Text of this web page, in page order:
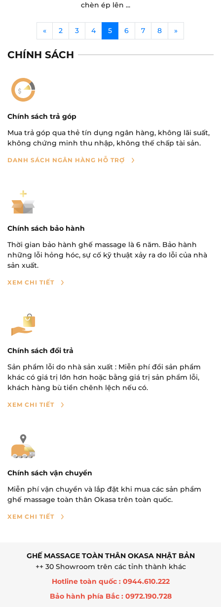
chèn ép lên ...
« 2 3 4 5(current)
6 7 8 »
CHÍNH SÁCH
Chính sách trả góp
Mua trả góp qua thẻ tín dụng ngân hàng, không lãi suất,
không chứng minh thu nhập, không thế chấp tài sản.
DANH SÁCH NGÂN HÀNG HỖ TRỢ
Chính sách bảo hành
Thời gian bảo hành ghế massage là 6 năm. Bảo hành
những lỗi hỏng hóc, sự cố kỹ thuật xảy ra do lỗi của nhà
sản xuất.
XEM CHI TIẾT
Chính sách đổi trả
Sản phẩm lỗi do nhà sản xuất : Miễn phí đổi sản phẩm
khác có giá trị lớn hơn hoặc bằng giá trị sản phẩm lỗi,
khách hàng bù tiền chênh lệch nếu có.
XEM CHI TIẾT
Chính sách vận chuyển
Miễn phí vận chuyển và lắp đặt khi mua các sản phẩm
ghế massage toàn thân Okasa trên toàn quốc.
XEM CHI TIẾT
GHẾ MASSAGE TOÀN THÂN OKASA NHẬT BẢN
++ 30 Showroom trên các tỉnh thành khác
Hotline toàn quốc : 0944.610.222
Bảo hành phía Bắc : 0972.190.728